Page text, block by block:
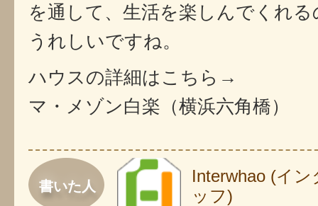
を通して、生活を楽しんでくれ
うれしいですね。
ハウスの詳細はこちら→
マ・メゾン白楽（横浜六角橋）
書いた人
Interwhao (イ
ッフ)